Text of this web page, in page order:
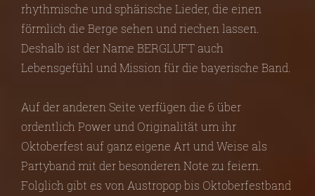
rhythmische und sphärische Lieder, die einen
förmlich die Berge sehen und riechen lassen.
Deshalb ist der Name BERGLUFT auch
Lebensgefühl und Mission für die bayerische Band.
Auf der anderen Seite verfügen die 6 über
ordentlich Power und Originalität um ihr
Oktoberfest auf ganz eigene Art und Weise als
Partyband mit der besonderen Note zu feiern.
Folglich gibt es von Austropop bis Oktoberfestband